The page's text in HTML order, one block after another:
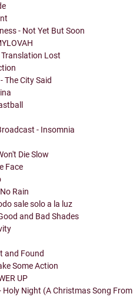
- Not Yet But Soon
Lost
The City Said
- Insomnia
Die Slow
Face
Rain
sale solo a la luz
and Bad Shades
and Found
Some Action
UP
- Holy Night (A Christmas Song From